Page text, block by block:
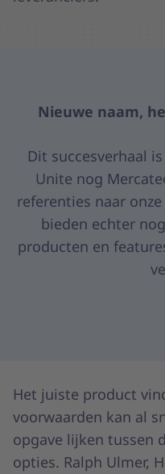
Nieuwe naam,
Dit succesverhaal
Unite nog
referenties naar
bieden echter
producten en
Het juiste product
voorwaarden kan al
opgave lijken tussen
opties. Ralph Ulmer,